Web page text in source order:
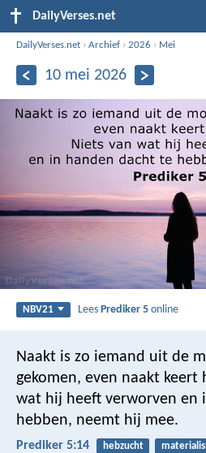
DailyVerses.net
DailyVerses.net ›Archief ›2026 › Mei
10 mei 2026
NBV21 LeesPrediker 5 online
Naakt is zo iemand uit de
gekomen, even naakt keert
wat hij heeft verworven en
hebben, neemt hij mee.
Prediker 5:14 hebzucht